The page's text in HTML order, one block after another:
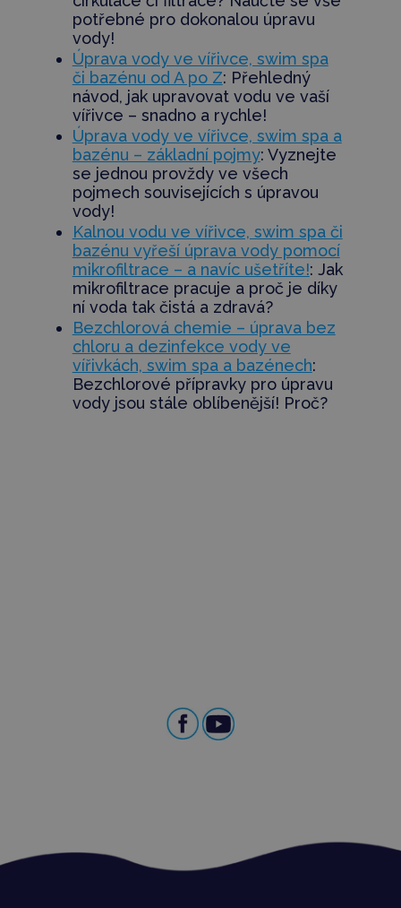
potřebné pro dokonalou úpravu
vody!
Úprava vody ve vířivce, swim spa
či bazénu od A po Z: Přehledný
návod, jak upravovat vodu ve vaší
vířivce – snadno a rychle!
Úprava vody ve vířivce, swim spa a
bazénu – základní pojmy: Vyznejte
se jednou provždy ve všech
pojmech souvisejících s úpravou
vody!
Kalnou vodu ve vířivce, swim spa či
bazénu vyřeší úprava vody pomocí
mikrofiltrace – a navíc ušetříte!: Jak
mikrofiltrace pracuje a proč je díky
ní voda tak čistá a zdravá?
Bezchlorová chemie – úprava bez
chloru a dezinfekce vody ve
vířivkách, swim spa a bazénech:
Bezchlorové přípravky pro úpravu
vody jsou stále oblíbenější! Proč?